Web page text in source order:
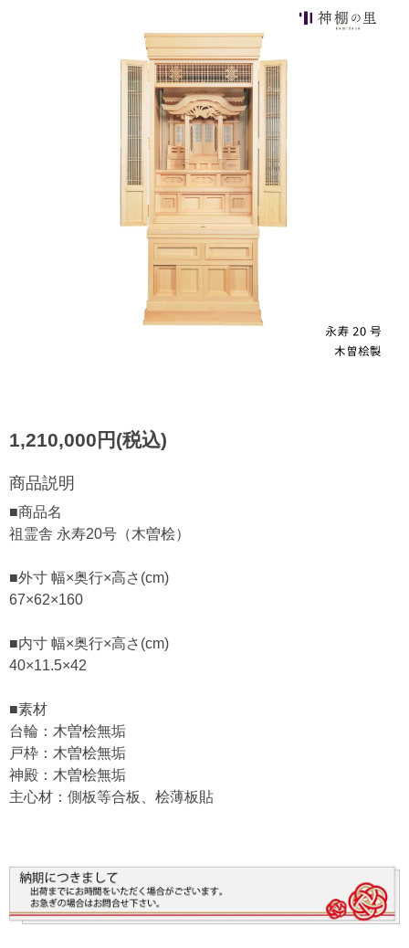
1,210,000円(税込)
商品説明
■商品名
祖霊舎 永寿20号（木曽桧）
■外寸 幅×奥行×高さ(cm)
67×62×160
■内寸 幅×奥行×高さ(cm)
40×11.5×42
■素材
台輪：木曽桧無垢
戸枠：木曽桧無垢
神殿：木曽桧無垢
主心材：側板等合板、桧薄板貼